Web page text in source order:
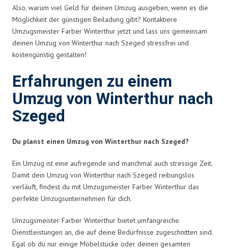
Also, warum viel Geld für deinen Umzug ausgeben, wenn es die
Möglichkeit der günstigen Beiladung gibt? Kontaktiere
Umzugsmeister Farber Winterthur jetzt und lass uns gemeinsam
deinen Umzug von Winterthur nach Szeged stressfrei und
kostengünstig gestalten!
Erfahrungen zu einem
Umzug von Winterthur nach
Szeged
Du planst einen Umzug von Winterthur nach Szeged?
Ein Umzug ist eine aufregende und manchmal auch stressige Zeit.
Damit dein Umzug von Winterthur nach Szeged reibungslos
verläuft, findest du mit Umzugsmeister Farber Winterthur das
perfekte Umzugsunternehmen für dich.
Umzugsmeister Farber Winterthur bietet umfangreiche
Dienstleistungen an, die auf deine Bedürfnisse zugeschnitten sind.
Egal ob du nur einige Möbelstücke oder deinen gesamten